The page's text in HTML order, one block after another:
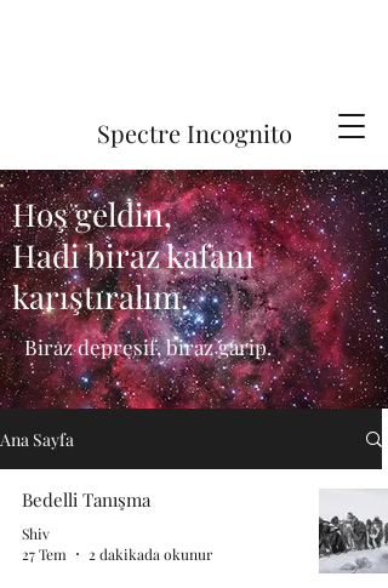
Spectre Incognito
Hoş geldin,
Hadi biraz kafanı
karıştıralım.
Biraz depresif, biraz garip.
Ana Sayfa
Bedelli Tanışma
Shiv
27 Tem
2 dakikada okunur